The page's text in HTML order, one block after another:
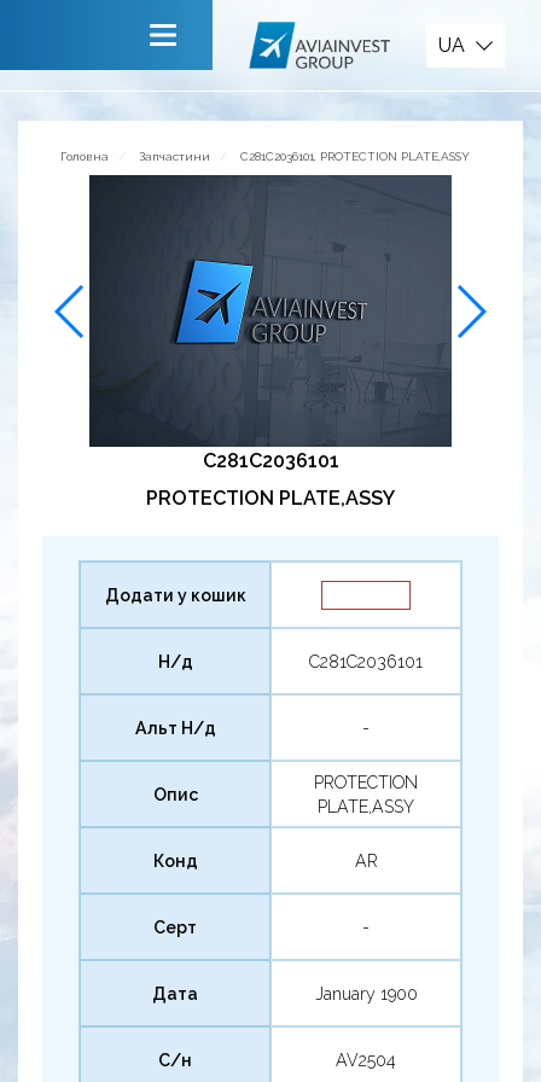
Зворотній зв’язок
UA
Головна Запчастини C281C2036101, PROTECTION PLATE,ASSY
C281C2036101
PROTECTION PLATE,ASSY
Додати у кошик
Н/д C281C2036101
Альт Н/д -
Опис
PROTECTION
PLATE,ASSY
Конд AR
Серт -
Дата January 1900
С/н AV2504